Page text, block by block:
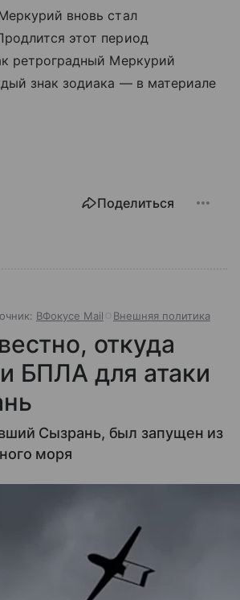
вновь стал
этот период
ретроградный Меркурий
знак зодиака — в материале
Поделиться
ВФокусе Mail Внешняя политика
откуда
БПЛА для атаки
Сызрань, был запущен из
моря